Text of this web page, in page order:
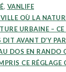
, VANLIFE
OÙ LA
URBAINE – CE
DIT AVANT D’Y
DOS EN RANDO
CE RÉGLAGE